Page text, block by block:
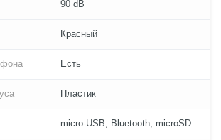
90 dB
Красный
Есть
Пластик
micro-USB, Bluetooth, microSD